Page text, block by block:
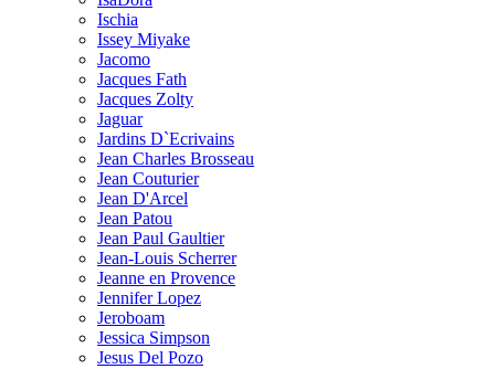
Ischia
Issey Miyake
Jacomo
Jacques Fath
Jacques Zolty
Jaguar
Jardins D`Ecrivains
Jean Charles Brosseau
Jean Couturier
Jean D'Arcel
Jean Patou
Jean Paul Gaultier
Jean-Louis Scherrer
Jeanne en Provence
Jennifer Lopez
Jeroboam
Jessica Simpson
Jesus Del Pozo